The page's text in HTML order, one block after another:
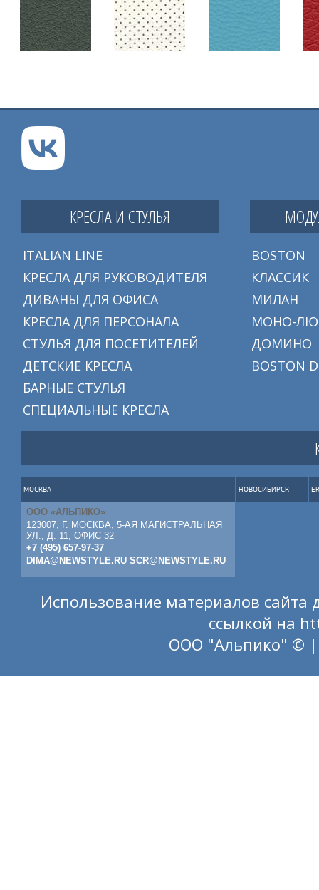
КРЕСЛА И СТУЛЬЯ
ITALIAN LINE
КРЕСЛА ДЛЯ РУКОВОДИТЕЛЯ
ДИВАНЫ ДЛЯ ОФИСА
КРЕСЛА ДЛЯ ПЕРСОНАЛА
СТУЛЬЯ ДЛЯ ПОСЕТИТЕЛЕЙ
ДЕТСКИЕ КРЕСЛА
БАРНЫЕ СТУЛЬЯ
СПЕЦИАЛЬНЫЕ КРЕСЛА
BOSTON
КЛАССИК
МИЛАН
МОНО-
ДОМИНО
BOSTON
МОСКВА
ООО «АЛЬПИКО»
123007, Г. МОСКВА, 5-АЯ МАГИСТРАЛЬНАЯ
УЛ., Д. 11, ОФИС 32
+7 (495) 657-97-37
DIMA@NEWSTYLE.RU SCR@NEWSTYLE.RU
НОВОСИБИРСК
Использование материалов сайта
ссылкой на
ООО "Альпико" © |